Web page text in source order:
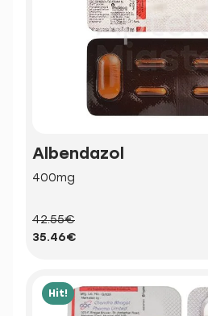
Albendazol
400mg
42.55€
35.46€
Hit!